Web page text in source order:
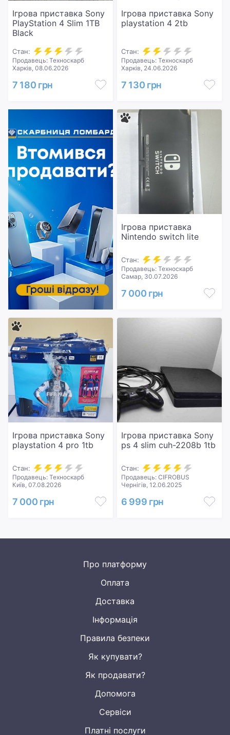
Ігрова приставка Sony
PlayStation 4 Slim 1TB
Black
Стан:
Продавець: Техноскарб
Харків, 08.06.2026
7 180 грн
Ігрова приставка Sony
playstation 4 2tb
Стан:
Продавець: Техноскарб
Харків, 24.06.2026
7 130 грн
Ігрова приставка
Nintendo switch lite
Стан:
Продавець: Техноскарб
Самар, 30.07.2026
7 000 грн
Ігрова приставка Sony
playstation 4 pro 1tb
Стан:
Продавець: Техноскарб
Київ, 07.08.2026
7 000 грн
Ігрова приставка Sony
ps 4 slim cuh-2208b 1tb
Стан:
Продавець: CIFROBUS
Чернігів, 12.06.2025
6 999 грн
Про платформу
Оплата
Доставка
Інформація
Правила безпеки
Як купувати?
Як продавати?
Допомога
Сервіси
Платні послуги